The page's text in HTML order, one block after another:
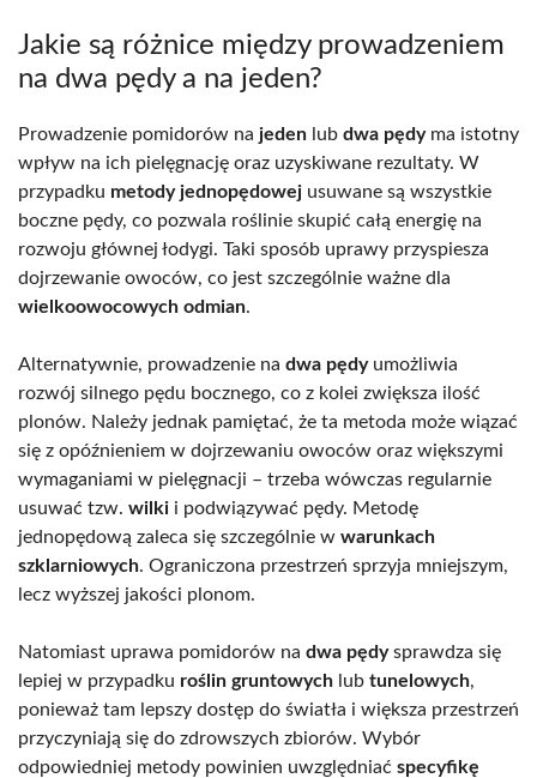
Jakie są różnice między prowadzeniem
na dwa pędy a na jeden?
Prowadzenie pomidorów na jeden lub dwa pędyma istotny
wpływ na ich pielęgnację oraz uzyskiwane rezultaty. W
przypadku metody jednopędowej usuwane są wszystkie
boczne pędy, co pozwala roślinie skupić całą energię na
rozwoju głównej łodygi. Taki sposób uprawy przyspiesza
dojrzewanie owoców, co jest szczególnie ważne dla
wielkoowocowych odmian.
Alternatywnie, prowadzenie na dwa pędyumożliwia
rozwój silnego pędu bocznego, co z kolei zwiększa ilość
plonów. Należy jednak pamiętać, że ta metoda może wiązać
się z opóźnieniem w dojrzewaniu owoców oraz większymi
wymaganiami w pielęgnacji – trzeba wówczas regularnie
usuwać tzw. wilki i podwiązywać pędy. Metodę
jednopędową zaleca się szczególnie w warunkach
szklarniowych. Ograniczona przestrzeń sprzyja mniejszym,
lecz wyższej jakości plonom.
Natomiast uprawa pomidorów na dwa pędysprawdza się
lepiej w przypadku roślin gruntowych lub tunelowych,
ponieważ tam lepszy dostęp do światła i większa przestrzeń
przyczyniają się do zdrowszych zbiorów. Wybór
odpowiedniej metody powinien uwzględniać specyfikę